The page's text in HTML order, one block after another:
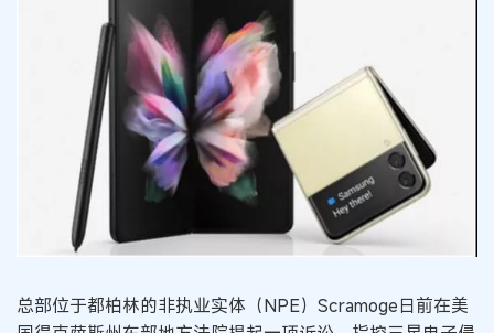
总部位于都柏林的非执业实体（NPE）Scramoge日前在美